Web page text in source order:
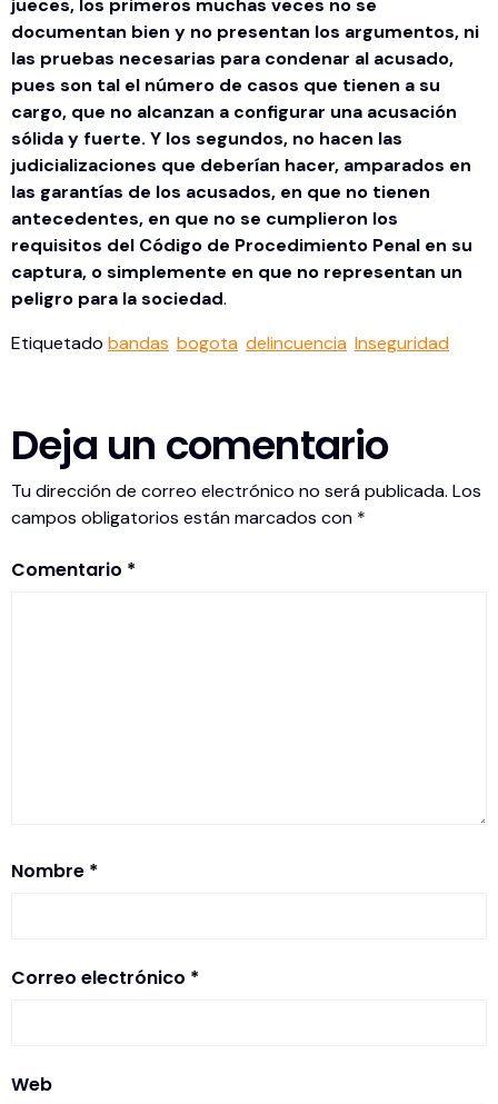
jueces, los primeros muchas veces no se
documentan bien y no presentan los argumentos, ni
las pruebas necesarias para condenar al acusado,
pues son tal el número de casos que tienen a su
cargo, que no alcanzan a configurar una acusación
sólida y fuerte. Y los segundos, no hacen las
judicializaciones que deberían hacer, amparados en
las garantías de los acusados, en que no tienen
antecedentes, en que no se cumplieron los
requisitos del Código de Procedimiento Penal en su
captura, o simplemente en que no representan un
peligro para la sociedad.
Etiquetado bandas bogota delincuencia Inseguridad
Deja un comentario
Tu dirección de correo electrónico no será publicada. Los
campos obligatorios están marcados con *
Comentario *
Nombre *
Correo electrónico *
Web